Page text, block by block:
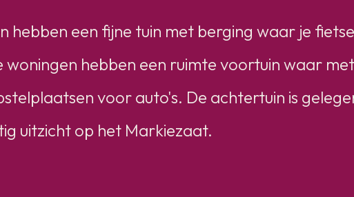
hebben een fijne tuin met berging waar je
woningen hebben een ruimte voortuin waar
voor auto's. De achtertuin is
uitzicht op het Markiezaat.